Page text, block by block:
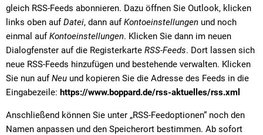
gleich RSS-Feeds abonnieren. Dazu öffnen Sie Outlook, klicken
links oben aufDatei, dann aufKontoeinstellungen und noch
einmal aufKontoeinstellungen. Klicken Sie dann im neuen
Dialogfenster auf die Registerkarte RSS-Feeds. Dort lassen sich
neue RSS-Feeds hinzufügen und bestehende verwalten. Klicken
Sie nun aufNeu und kopieren Sie die Adresse des Feeds in die
Eingabezeile: https://www.boppard.de/rss-aktuelles/rss.xml
Anschließend können Sie unter „RSS-Feedoptionen“ noch den
Namen anpassen und den Speicherort bestimmen. Ab sofort